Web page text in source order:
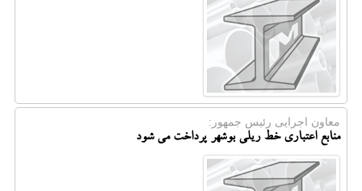
معاون اجرایی رئیس جمهور:
منابع اعتباری خط ریلی بوشهر پرداخت می شود